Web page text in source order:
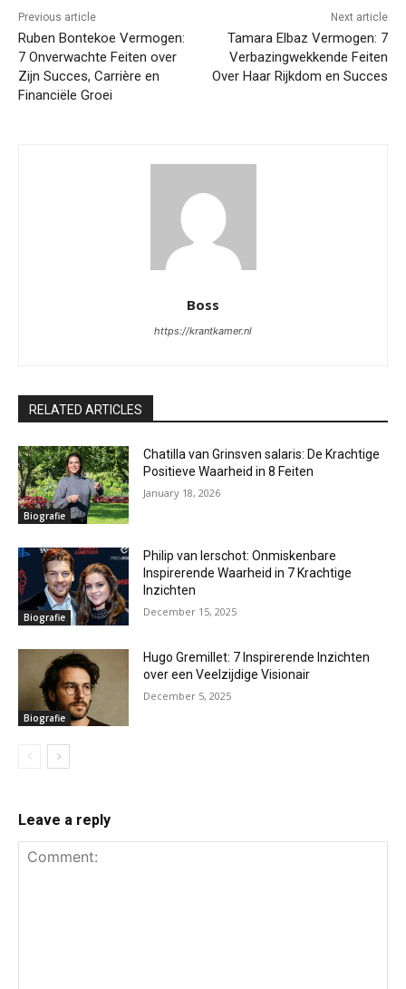
Previous article
Ruben Bontekoe Vermogen:
7 Onverwachte Feiten over
Zijn Succes, Carrière en
Financiële Groei
Next article
Tamara Elbaz Vermogen: 7
Verbazingwekkende Feiten
Over Haar Rijkdom en Succes
Boss
https://krantkamer.nl
RELATED ARTICLES
Biografie
Chatilla van Grinsven salaris: De Krachtige
Positieve Waarheid in 8 Feiten
January 18, 2026
Biografie
Philip van Ierschot: Onmiskenbare
Inspirerende Waarheid in 7 Krachtige
Inzichten
December 15, 2025
Biografie
Hugo Gremillet: 7 Inspirerende Inzichten
over een Veelzijdige Visionair
December 5, 2025
Leave a reply